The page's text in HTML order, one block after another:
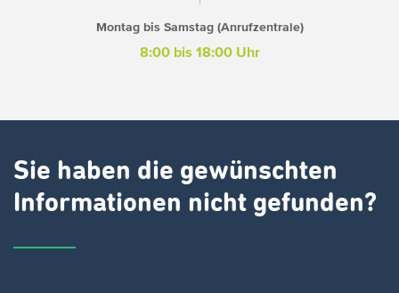
Montag bis Samstag (Anrufzentrale)
8:00 bis 18:00 Uhr
Sie haben die gewünschten
Informationen nicht gefunden?